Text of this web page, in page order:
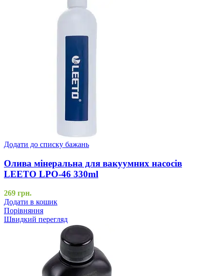
Додати до списку бажань
Олива мінеральна для вакуумних насосів
LEETO LPO-46 330ml
269 грн.
Додати в кошик
Порівняння
Швидкий перегляд